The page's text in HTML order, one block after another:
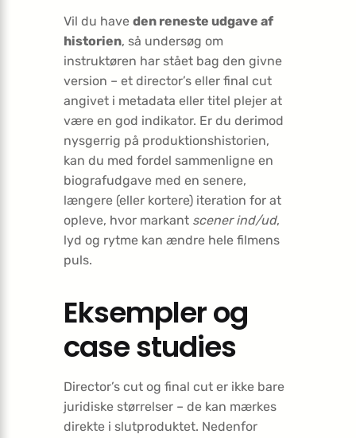
Vil du have den reneste udgave af
historien, så undersøg om
instruktøren har stået bag den givne
version – et director’s eller final cut
angivet i metadata eller titel plejer at
være en god indikator. Er du derimod
nysgerrig på produktionshistorien,
kan du med fordel sammenligne en
biografudgave med en senere,
længere (eller kortere) iteration for at
opleve, hvor markant scener ind/ud,
lyd og rytme kan ændre hele filmens
puls.
Eksempler og
case studies
Director’s cut og final cut er ikke bare
juridiske størrelser – de kan mærkes
direkte i slutproduktet. Nedenfor